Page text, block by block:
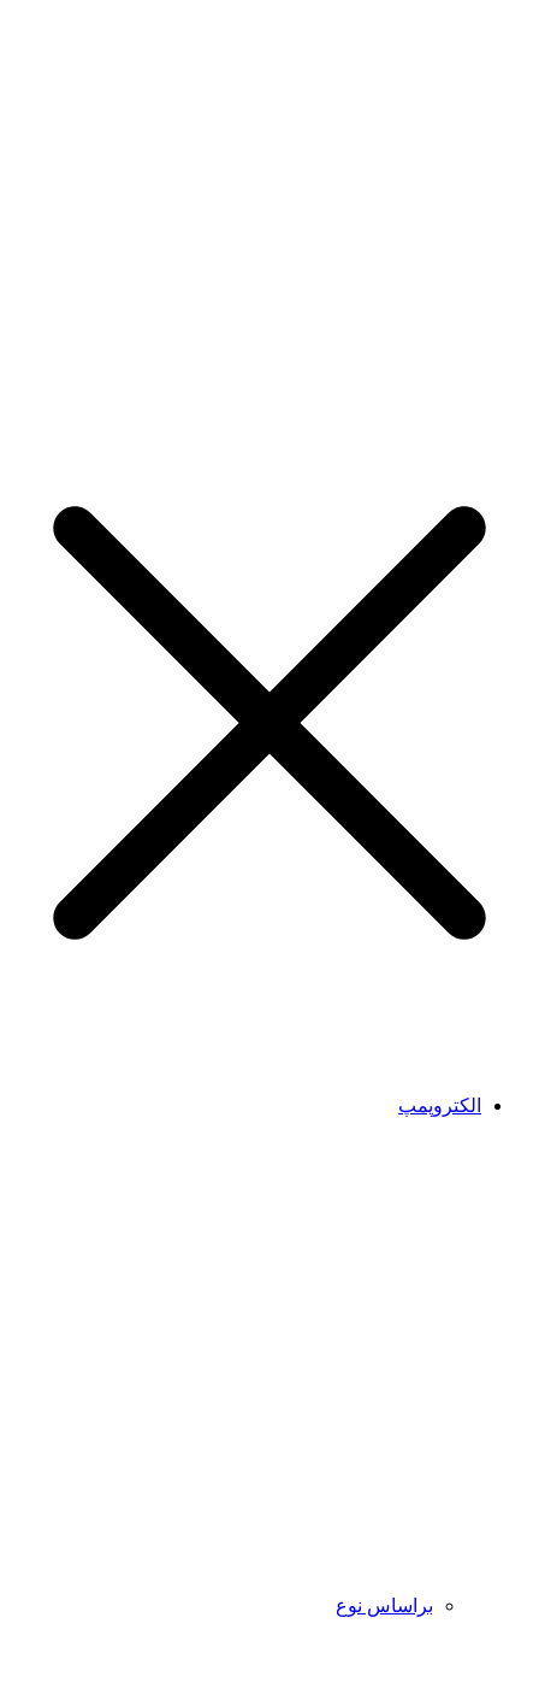
الکتروپمپ
براساس نوع